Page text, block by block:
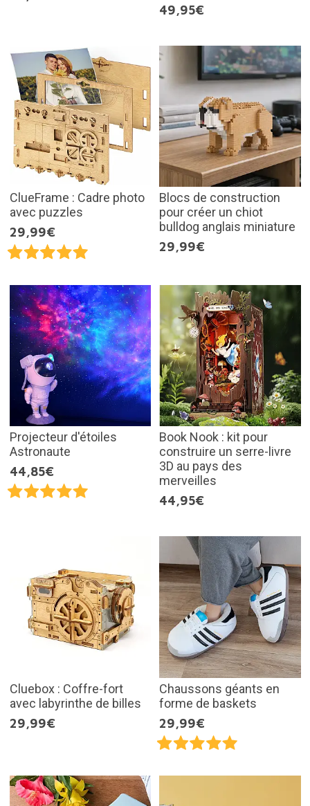
49,95€
ClueFrame : Cadre photo
avec puzzles
29,99€
Blocs de construction
pour créer un chiot
bulldog anglais miniature
29,99€
Projecteur d'étoiles
Astronaute
44,85€
Book Nook : kit pour
construire un serre-livre
3D au pays des
merveilles
44,95€
Cluebox : Coffre-fort
avec labyrinthe de billes
29,99€
Chaussons géants en
forme de baskets
29,99€